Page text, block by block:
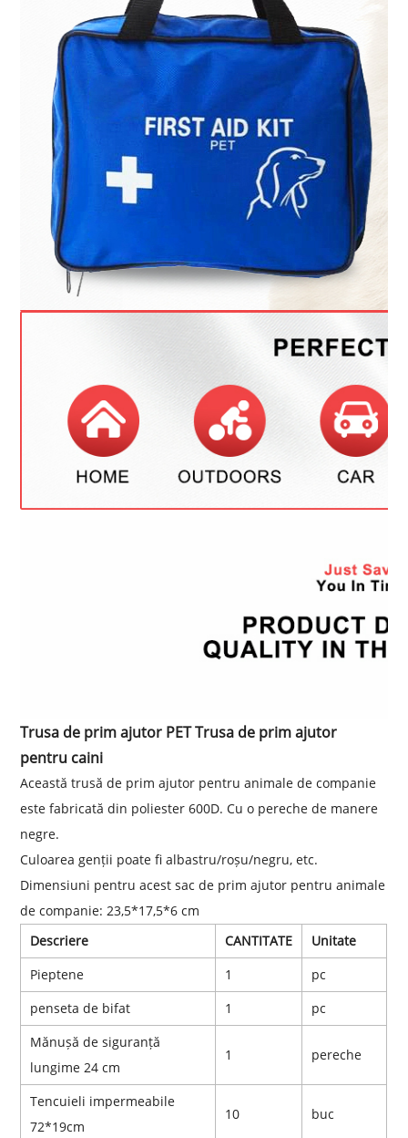
Trusa de prim ajutor PET Trusa de prim ajutor
pentru caini
Această trusă de prim ajutor pentru animale de companie
este fabricată din poliester 600D. Cu o pereche de manere
negre.
Culoarea genții poate fi albastru/roșu/negru, etc.
Dimensiuni pentru acest sac de prim ajutor pentru animale
de companie: 23,5*17,5*6 cm
Descriere
CANTITATE
Unitate
Pieptene
1
pc
penseta de bifat
1
pc
Mănușă de siguranță
lungime 24 cm
1 pereche
Tencuieli impermeabile
72*19cm
10 buc